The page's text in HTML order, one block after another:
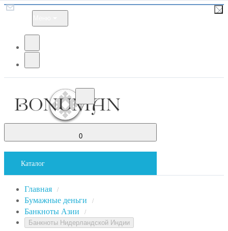
0
Каталог
Главная /
Бумажные деньги /
Банкноты Азии /
Банкноты Нидерландской Индии